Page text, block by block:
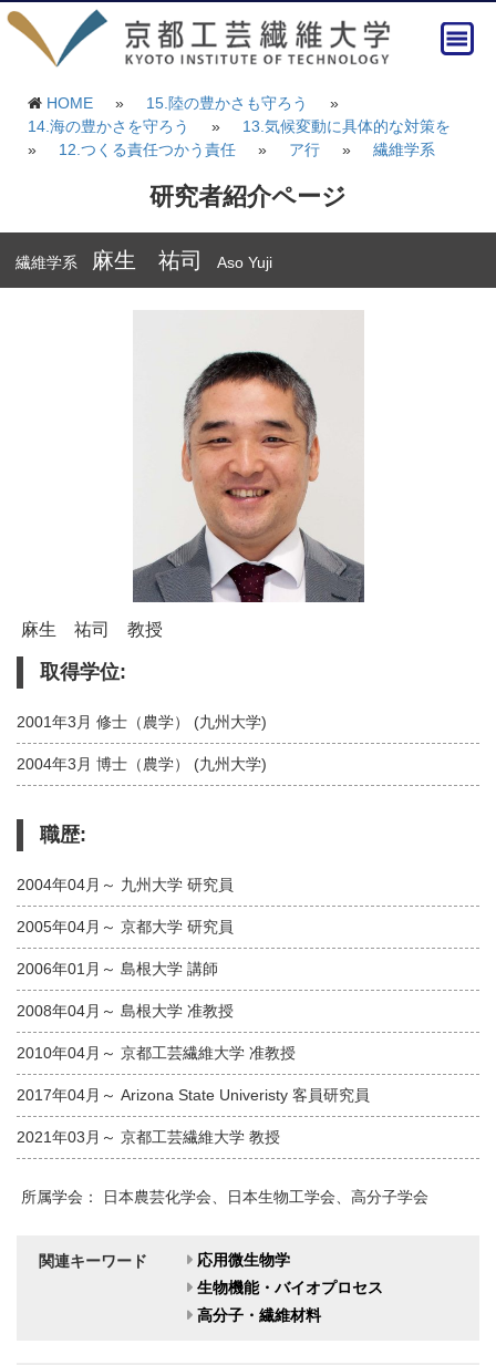
HOME » 15.陸の豊かさも守ろう
»
14.海の豊かさを守ろう
»
13.気候変動に具体的な対策を
»
12.つくる責任つかう責任 » ア行 » 繊維学系
研究者紹介ページ
繊維学系 麻生 祐司 Aso Yuji
麻生 祐司 教授
取得学位:
2001年3月 修士（農学） (九州大学)
2004年3月 博士（農学） (九州大学)
職歴:
2004年04月～ 九州大学 研究員
2005年04月～ 京都大学 研究員
2006年01月～ 島根大学 講師
2008年04月～ 島根大学 准教授
2010年04月～ 京都工芸繊維大学 准教授
2017年04月～ Arizona State Univeristy 客員研究員
2021年03月～ 京都工芸繊維大学 教授
所属学会： 日本農芸化学会、日本生物工学会、高分子学会
関連キーワード
応用微生物学
生物機能・バイオプロセス
高分子・繊維材料